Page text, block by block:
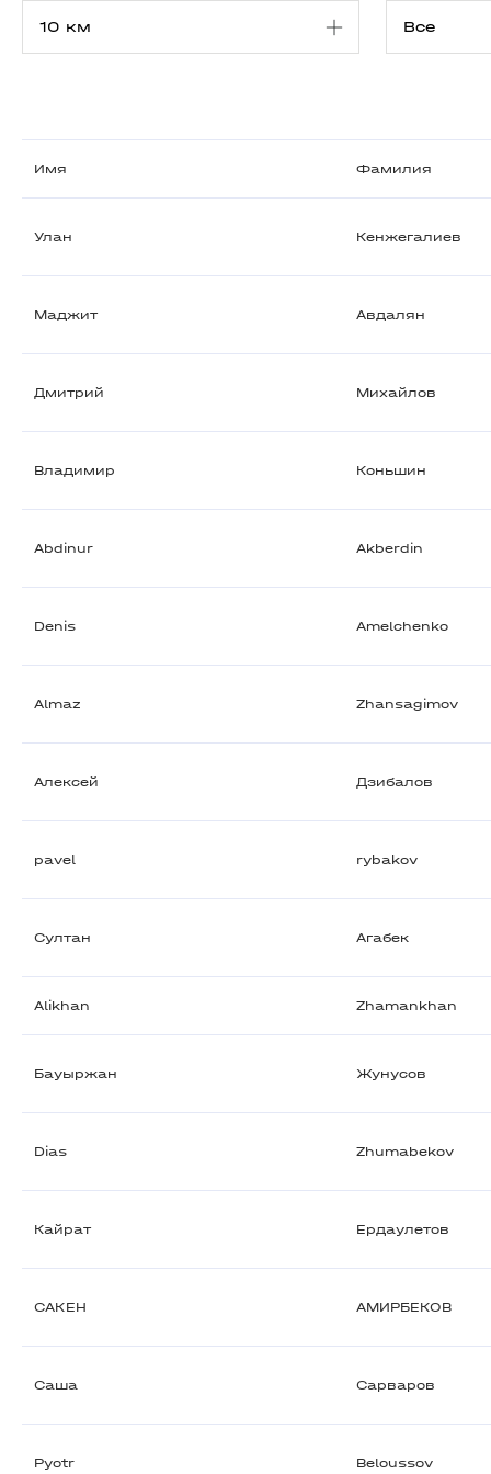
Имя Фамилия
Улан Кенжегалиев
Маджит Авдалян
Дмитрий Михайлов
Владимир Коньшин
Abdinur Akberdin
Denis Amelchenko
Almaz Zhansagimov
Алексей Дзибалов
pavel rybakov
Султан Агабек
Alikhan Zhamankhan
Бауыржан Жунусов
Dias Zhumabekov
Кайрат Ердаулетов
САКЕН АМИРБЕКОВ
Саша Сарваров
Pyotr Beloussov